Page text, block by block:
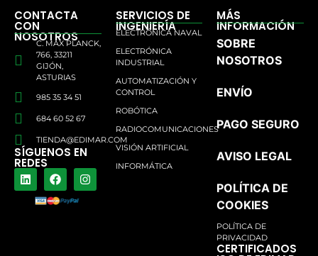
CONTACTA
CON
NOSOTROS
C. MAX PLANCK,
766, 33211
GIJÓN,
ASTURIAS
985 35 34 51
684 60 52 67
TIENDA@EDIMAR.COM
SÍGUENOS EN
REDES
SERVICIOS DE
INGENIERÍA
ELECTRÓNICA NAVAL
ELECTRÓNICA
INDUSTRIAL
AUTOMATIZACIÓN Y
CONTROL
ROBÓTICA
RADIOCOMUNICACIONES
VISIÓN ARTIFICIAL
INFORMÁTICA
MÁS
INFORMACIÓN
SOBRE
NOSOTROS
ENVÍO
PAGO SEGURO
AVISO LEGAL
POLÍTICA DE
COOKIES
POLÍTICA DE
PRIVACIDAD
CERTIFICADOS